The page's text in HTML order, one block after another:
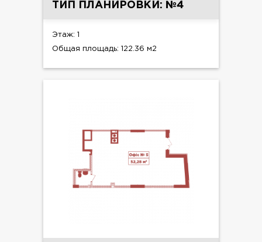
ТИП ПЛАНИРОВКИ: №4
Этаж: 1
Общая площадь: 122.36 м2